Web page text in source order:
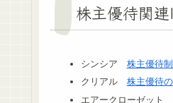
株主優待関連
シンシア 株主優待
クリアル 株主優待
エアークローゼット